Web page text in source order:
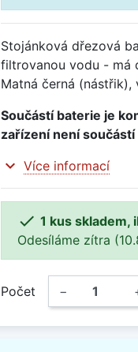
Stojánková dřezová
filtrovanou vodu - má
Matná černá
Součástí baterie je
zařízení není součástí
expand_more Více informací
 1 kus skladem,
Odesíláme zítra
Počet −